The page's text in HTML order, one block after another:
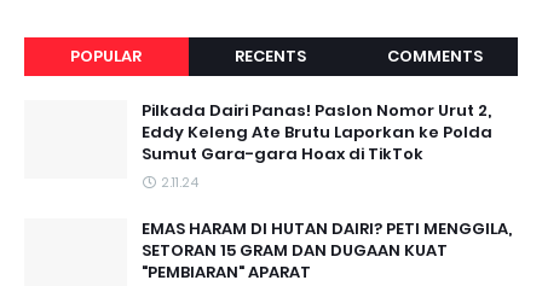
POPULAR RECENTS COMMENTS
Pilkada Dairi Panas! Paslon Nomor Urut 2,
Eddy Keleng Ate Brutu Laporkan ke Polda
Sumut Gara-gara Hoax di TikTok
2.11.24
EMAS HARAM DI HUTAN DAIRI? PETI MENGGILA,
SETORAN 15 GRAM DAN DUGAAN KUAT
"PEMBIARAN" APARAT